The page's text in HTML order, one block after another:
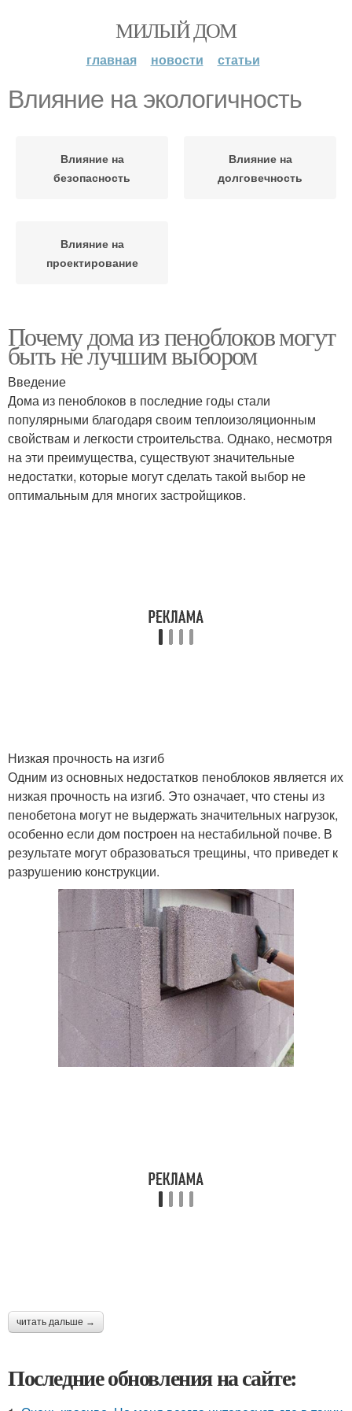
МИЛЫЙ ДОМ
главная новости статьи
Влияние на экологичность
Влияние на
безопасность
Влияние на
долговечность
Влияние на
проектирование
Почему дома из пеноблоков могут
быть не лучшим выбором
Введение
Дома из пеноблоков в последние годы стали
популярными благодаря своим теплоизоляционным
свойствам и легкости строительства. Однако, несмотря
на эти преимущества, существуют значительные
недостатки, которые могут сделать такой выбор не
оптимальным для многих застройщиков.
Низкая прочность на изгиб
Одним из основных недостатков пеноблоков является их
низкая прочность на изгиб. Это означает, что стены из
пенобетона могут не выдержать значительных нагрузок,
особенно если дом построен на нестабильной почве. В
результате могут образоваться трещины, что приведет к
разрушению конструкции.
читать дальше →
Последние обновления на сайте: